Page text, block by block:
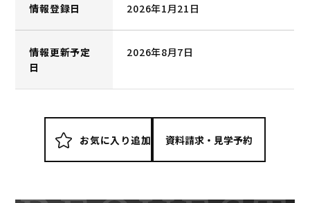
情報登録日 2026年1月21日
情報更新予定
日
2026年8月7日
お気に入り追加